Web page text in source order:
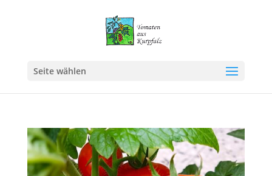
Seite wählen